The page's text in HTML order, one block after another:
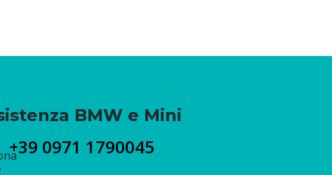
BMW e Mini
+39 0971 1790045